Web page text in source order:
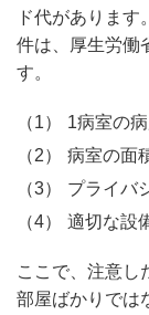
ド代がありま
件は、厚生労働
す。
1病室の
病室の面
プライバ
適切な設
ここで、注意し
部屋ばかりでは